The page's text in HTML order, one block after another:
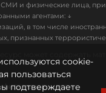
и физические лица,
агентами: ↓
в том числе
признанных
cookie-
пользоваться
подтверждаете